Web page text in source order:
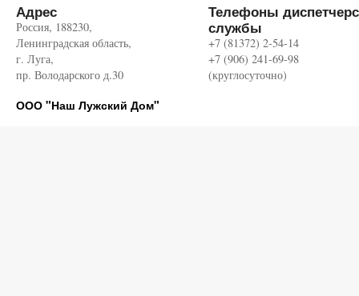
Адрес
Россия, 188230,
Ленинградская область,
г. Луга,
пр. Володарского д.30
Телефоны
службы
+7 (81372) 2-54-14
+7 (906) 241-69-98
(круглосуточно)
ООО "Наш Лужский Дом"